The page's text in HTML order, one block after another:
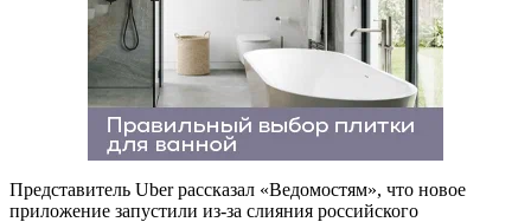
Представитель Uber рассказал «Ведомостям», что новое
приложение запустили из-за слияния российского